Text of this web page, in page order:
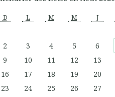
D L M M J
2
3 4 5 6
9
10 11 12 13
16
17 18 19 20
23
24 25 26 27